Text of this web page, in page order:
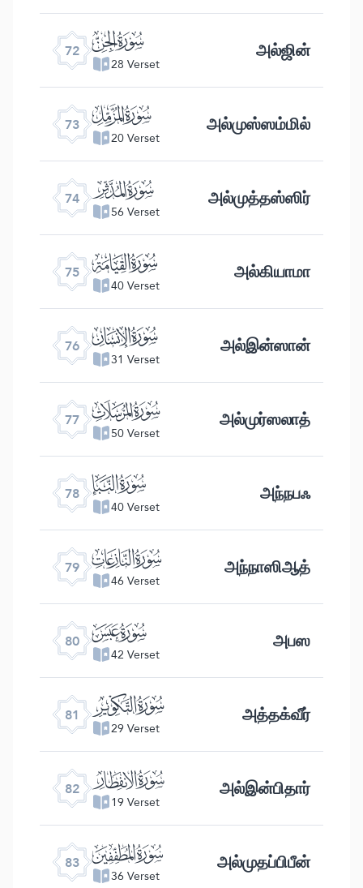
72 ﯵ
28 Verset அல்ஜின்
73 ﯶ
20 Verset அல்முஸ்ஸம்மில்
74 ﯷ
56 Verset அல்முத்தஸ்ஸிர்
75 ﯸ
40 Verset அல்கியாமா
76 ﯹ
31 Verset அல்இன்ஸான்
77 ﯺ
50 Verset அல்முர்ஸலாத்
78 ﯻ
40 Verset அந்நபஃ
79 ﯼ
46 Verset அந்நாஸிஆத்
80 ﯽ
42 Verset அபஸ
81 ﯾ
29 Verset அத்தக்வீர்
82 ﯿ
19 Verset அல்இன்பிதார்
83 ﰀ
36 Verset அல்முதப்பிபீன்